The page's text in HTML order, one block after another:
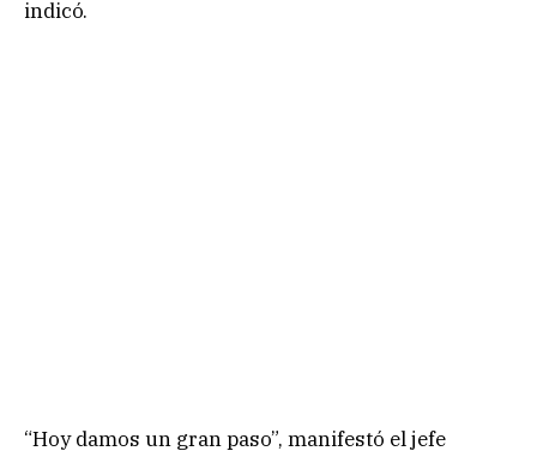
indicó.
“Hoy damos un gran paso”, manifestó el jefe